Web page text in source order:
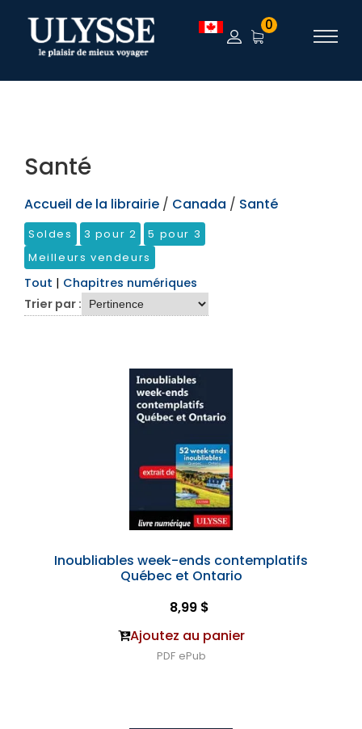
TEST 0
Santé
Accueil de la librairie / Canada / Santé
Soldes 3 pour 2
5 pour 3
Meilleurs vendeurs
Tout | Chapitres numériques
Trier par :
Inoubliables week-ends contemplatifs
Québec et Ontario
8,99 $
Ajoutez au panier
PDF ePub